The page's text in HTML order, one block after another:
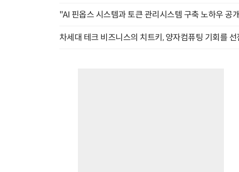
"AI 핀옵스 시스템과 토큰 관리시스템 구축 노하우
차세대 테크 비즈니스의 치트키, 양자컴퓨팅 기회를